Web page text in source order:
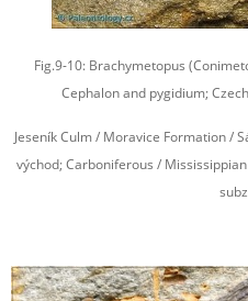
Fig.9-10: Brachymetopus
Cephalon and pygidium;
Jeseník Culm / Moravice Formation /
východ; Carboniferous /